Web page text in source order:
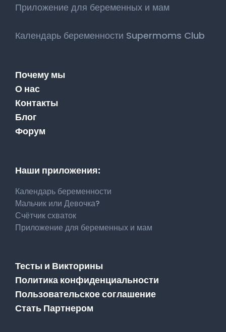
Приложение для беременных и мам
Календарь беременности Supermoms Club
Почему мы
О нас
Контакты
Блог
Форум
Наши приложения:
Календарь беременности
Мальчик или Девочка?
Счётчик схваток
Приложение для беременных и мам
Тесты и Викторины
Политика конфиденциальности
Пользовательское соглашение
Стать Партнером